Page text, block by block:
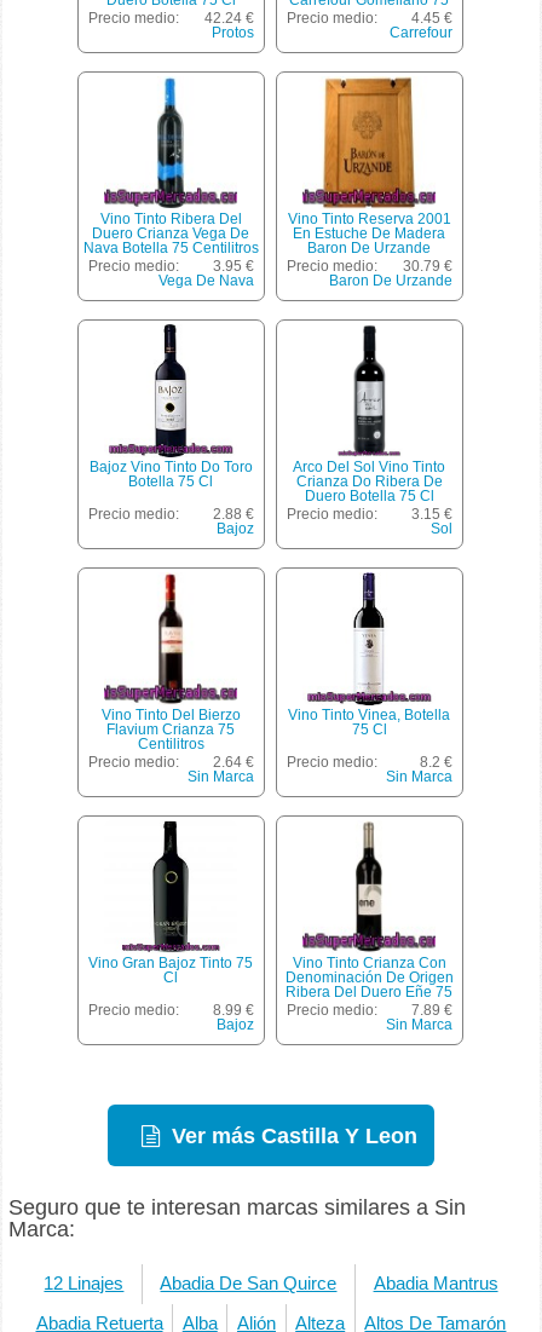
Precio medio:
42.24 €
Protos
Cl.
Precio medio:
4.45 €
Carrefour
Vino Tinto Ribera Del
Duero Crianza Vega De
Nava Botella 75 Centilitros
Precio medio:
3.95 €
Vega De Nava
Vino Tinto Reserva 2001
En Estuche De Madera
Baron De Urzande
Estuche 3 Botellas De 75
Centilitros
Precio medio:
30.79 €
Baron De Urzande
Bajoz Vino Tinto Do Toro
Botella 75 Cl
Precio medio:
2.88 €
Bajoz
Arco Del Sol Vino Tinto
Crianza Do Ribera De
Duero Botella 75 Cl
Precio medio:
3.15 €
Sol
Vino Tinto Del Bierzo
Flavium Crianza 75
Centilitros
Precio medio:
2.64 €
Sin Marca
Vino Tinto Vinea, Botella
75 Cl
Precio medio:
8.2 €
Sin Marca
Vino Gran Bajoz Tinto 75
Cl
Precio medio:
8.99 €
Bajoz
Vino Tinto Crianza Con
Denominación De Origen
Ribera Del Duero Eñe 75
Centilitros
Precio medio:
7.89 €
Sin Marca
Ver más Castilla Y Leon
Seguro que te interesan marcas similares a Sin
Marca:
12 Linajes Abadia De San Quirce Abadia Mantrus
Abadia Retuerta Alba Alión Alteza Altos De Tamarón